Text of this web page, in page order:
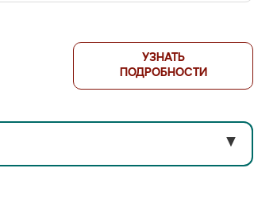
УЗНАТЬ
ПОДРОБНОСТИ
▼